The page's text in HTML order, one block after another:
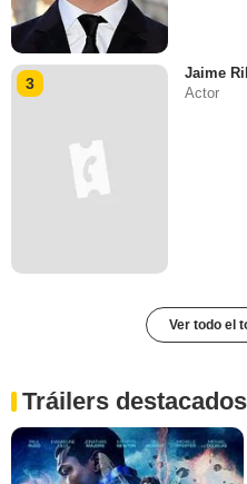
3
Jaime
Actor
Ver todo el
Tráilers destacados